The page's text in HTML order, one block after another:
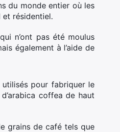
du monde entier où les
résidentiel.
n’ont pas été moulus
également à l’aide de
pour fabriquer le
coffea de haut
grains de café tels que